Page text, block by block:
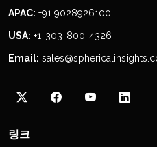
APAC: +91 9028926100
USA: +1-303-800-4326
Email:
링크